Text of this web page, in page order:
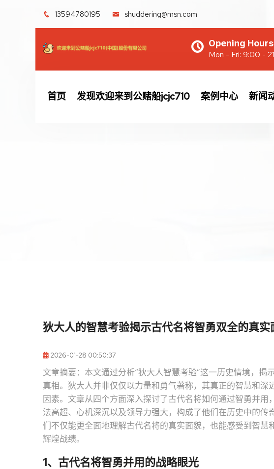
13594780195 shuddering@msn.com
Opening Hours
Mon - Fri: 9:00 -
首页 发现欢迎来到公赌船jcjc710 案例中心 新闻
狄大人的智慧考验揭示古代名将智勇双全的真实
2026-01-28 00:50:37
文章摘要：本文通过分析“狄大人智慧考验”这一历史情境，揭
真相。狄大人并非仅仅以力量和勇气著称，其真正的智慧和
因素。文章从四个方面深入探讨了古代名将如何通过智勇并
法高超、心机深沉以及领导力强大，构成了他们在历史中的
们不仅能更全面地理解古代名将的真实面貌，也能感受到智慧
辉煌战绩。
1、古代名将智勇并用的战略眼光